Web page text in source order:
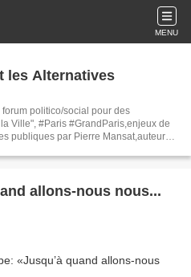
MENU
les Alternatives
politico/social pour des
Ville", #Paris #GrandParis,enjeux de
publiques par Pierre Mansat,auteur‼️
Laghouat-France>#Mumia
allons-nous nous...